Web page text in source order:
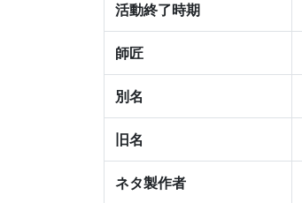
活動終了時期
師匠
別名
旧名
ネタ製作者